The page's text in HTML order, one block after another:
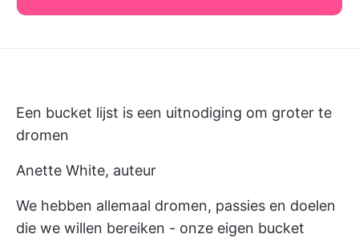
Een bucket lijst is een uitnodiging om groter te
dromen
Anette White, auteur
We hebben allemaal dromen, passies en doelen
die we willen bereiken - onze eigen bucket